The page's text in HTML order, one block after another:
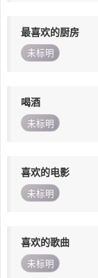
最喜欢的厨房
未标明
喝酒
未标明
喜欢的电影
未标明
喜欢的歌曲
未标明